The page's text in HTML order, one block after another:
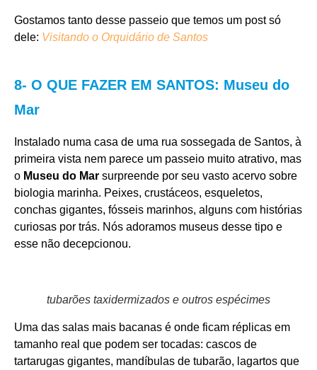
Gostamos tanto desse passeio que temos um post só
dele: Visitando o Orquidário de Santos
8- O QUE FAZER EM SANTOS: Museu do
Mar
Instalado numa casa de uma rua sossegada de Santos, à
primeira vista nem parece um passeio muito atrativo, mas
o Museu do Mar surpreende por seu vasto acervo sobre
biologia marinha. Peixes, crustáceos, esqueletos,
conchas gigantes, fósseis marinhos, alguns com histórias
curiosas por trás. Nós adoramos museus desse tipo e
esse não decepcionou.
tubarões taxidermizados e outros espécimes
Uma das salas mais bacanas é onde ficam réplicas em
tamanho real que podem ser tocadas: cascos de
tartarugas gigantes, mandíbulas de tubarão, lagartos que